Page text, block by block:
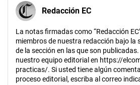
Redacción EC
La notas firmadas como “Redacción
miembros de nuestra redacción bajo la
de la sección en las que son
nuestro equipo editorial en https://
practicas/. Si usted tiene algún
proceso editorial, escriba al correo